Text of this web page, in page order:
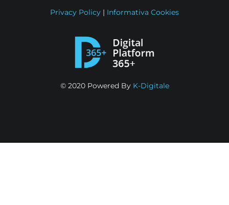
Privacy Policy | Informativa Cookies
© 2020 Powered By K-Digitale